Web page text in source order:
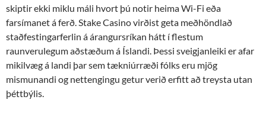
skiptir ekki miklu máli hvort þú notir heima Wi-Fi eða
farsímanet á ferð. Stake Casino virðist geta meðhöndlað
staðfestingarferlin á árangursríkan hátt í flestum
raunverulegum aðstæðum á Íslandi. Þessi sveigjanleiki er afar
mikilvæg á landi þar sem tækniúrræði fólks eru mjög
mismunandi og nettengingu getur verið erfitt að treysta utan
þéttbýlis.